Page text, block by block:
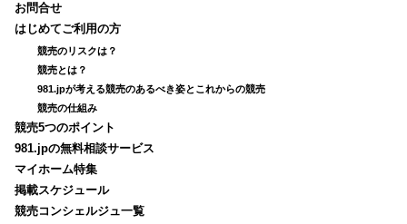
お問合せ
はじめてご利用の方
競売のリスクは？
競売とは？
981.jpが考える競売のあるべき姿とこれからの競売
競売の仕組み
競売5つのポイント
981.jpの無料相談サービス
マイホーム特集
掲載スケジュール
競売コンシェルジュ一覧